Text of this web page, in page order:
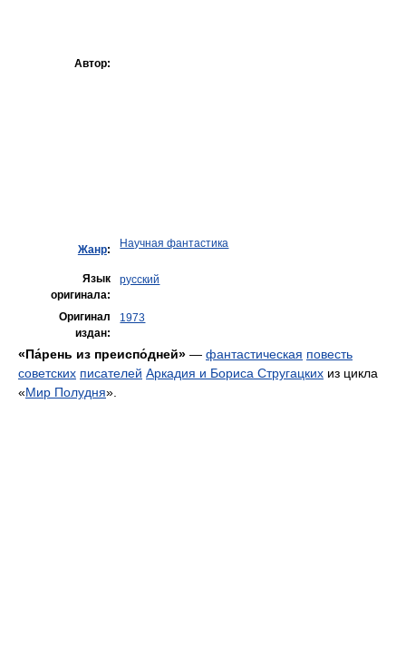
Автор:
Жанр: Научная фантастика
Язык
оригинала:
русский
Оригинал
издан:
1973
«Па́рень из преиспо́дней» — фантастическая повесть
советских писателей Аркадия и Бориса Стругацких из цикла
«Мир Полудня».